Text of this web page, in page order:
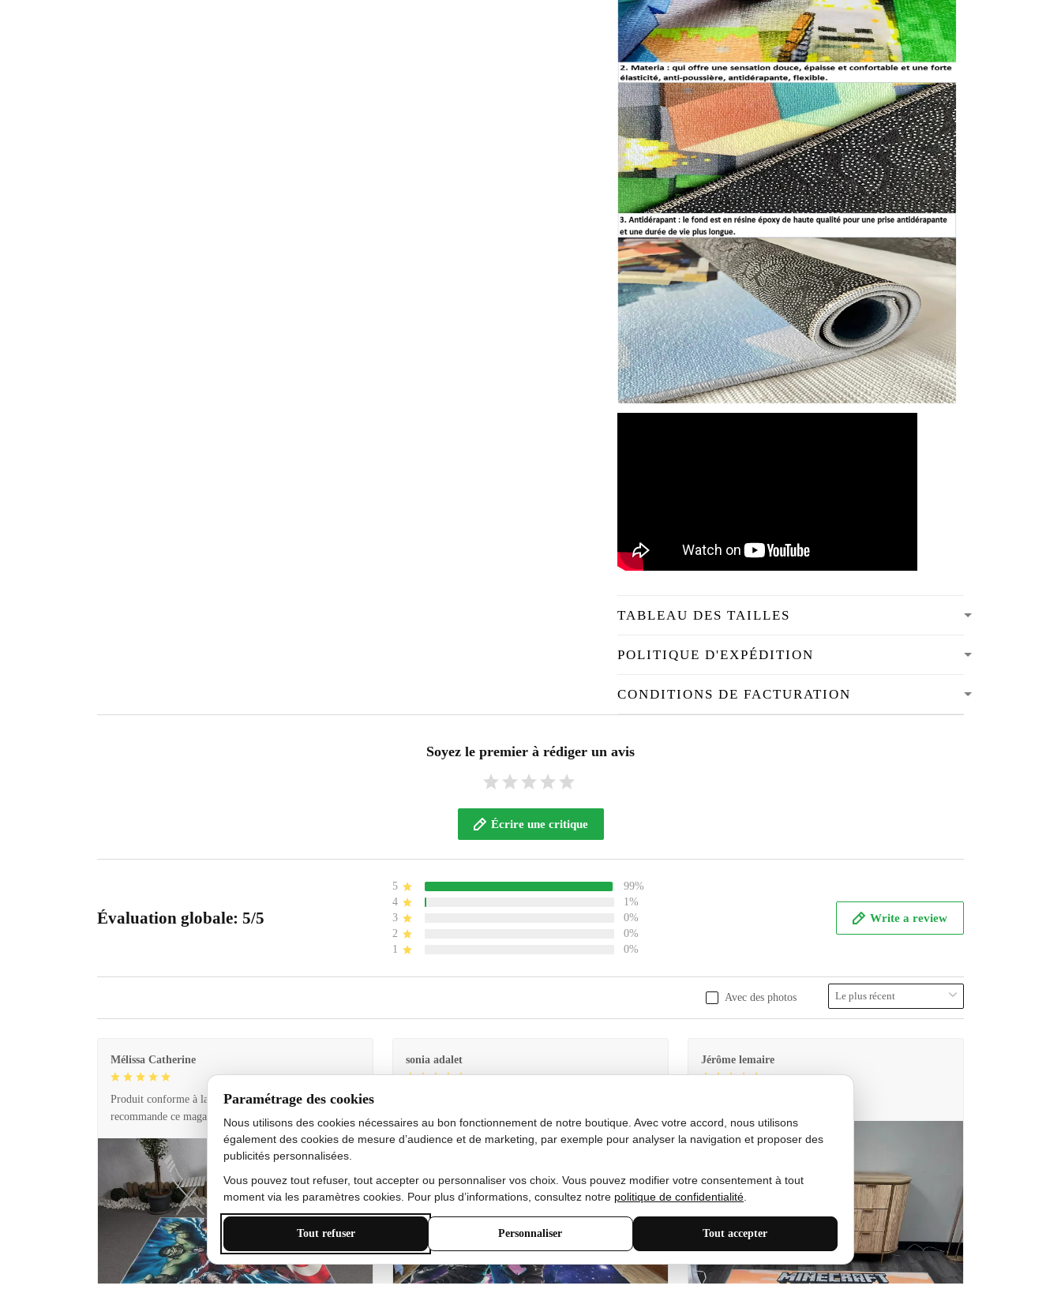
TABLEAU DES TAILLES
POLITIQUE D'EXPÉDITION
CONDITIONS DE FACTURATION
Soyez le premier à rédiger un avis
Écrire une critique
Évaluation globale: 5/5
5
99%
4
1%
3
0%
2
0%
1
0%
Write a review
Avec des photos
Mélissa Catherine
Produit conforme à la description et livraison rapide. Je
recommande ce magasin !
sonia adalet
bon état doux
Jérôme lemaire
Paramétrage des cookies
Nous utilisons des cookies nécessaires au bon fonctionnement de notre boutique. Avec votre accord, nous utilisons
également des cookies de mesure d’audience et de marketing, par exemple pour analyser la navigation et proposer des
publicités personnalisées.
Vous pouvez tout refuser, tout accepter ou personnaliser vos choix. Vous pouvez modifier votre consentement à tout
moment via les paramètres cookies. Pour plus d’informations, consultez notre politique de confidentialité
Tout refuser Personnaliser Tout accepter